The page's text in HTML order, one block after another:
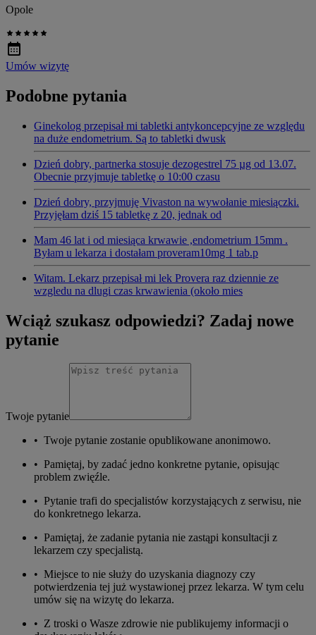
Opole
Umów wizytę
Podobne pytania
Ginekolog przepisał mi tabletki antykoncepcyjne ze względu
na duże endometrium. Są to tabletki dwusk
Dzień dobry, partnerka stosuje dezogestrel 75 µg od 13.07.
Obecnie przyjmuje tabletkę o 10:00 czasu
Dzień dobry, przyjmuję Vivaston na wywołanie miesiączki.
Przyjęłam dziś 15 tabletkę z 20, jednak od
Mam 46 lat i od miesiąca krwawie ,endometrium 15mm .
Byłam u lekarza i dostałam proveram10mg 1 tab.p
Witam. Lekarz przepisał mi lek Provera raz dziennie ze
wzgledu na dlugi czas krwawienia (około mies
Wciąż szukasz odpowiedzi? Zadaj nowe
pytanie
Twoje pytanie
• Twoje pytanie zostanie opublikowane anonimowo.
• Pamiętaj, by zadać jedno konkretne pytanie, opisując
problem zwięźle.
• Pytanie trafi do specjalistów korzystających z serwisu, nie
do konkretnego lekarza.
• Pamiętaj, że zadanie pytania nie zastąpi konsultacji z
lekarzem czy specjalistą.
• Miejsce to nie służy do uzyskania diagnozy czy
potwierdzenia tej już wystawionej przez lekarza. W tym celu
umów się na wizytę do lekarza.
• Z troski o Wasze zdrowie nie publikujemy informacji o